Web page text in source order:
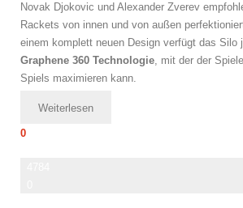
Novak Djokovic und Alexander Zverev
Rackets von innen und von außen
einem komplett neuen Design verfügt das Silo
Graphene 360 Technologie, mit der der
Spiels maximieren kann.
Weiterlesen
0